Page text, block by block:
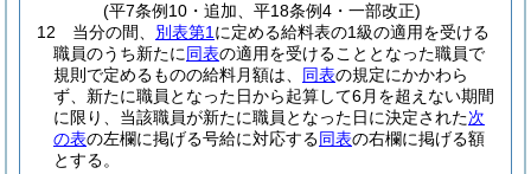
(平7条例10・追加、平18条例4・一部改正)
12
当分の間、 別表第1 に定める給料表の1級の適用を受ける
職員のうち新たに同表の適用を受けることとなった職員で
規則で定めるものの給料月額は、 同表の規定にかかわら
ず、新たに職員となった日から起算して6月を超えない期間
に限り、当該職員が新たに職員となった日に決定された次
の表の左欄に掲げる号給に対応する同表の右欄に掲げる額
とする。